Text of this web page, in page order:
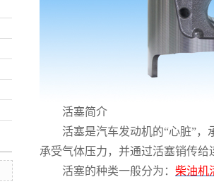
活塞简介
活塞是汽车发动机的“心脏”，
承受气体压力，并通过活塞销传给
活塞的种类一般分为： 柴油机